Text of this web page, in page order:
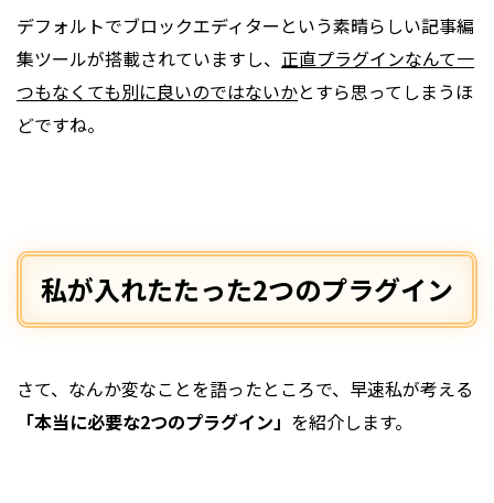
デフォルトでブロックエディターという素晴らしい記事編
集ツールが搭載されていますし、 正直プラグインなんて一
つもなくても別に良いのではないかとすら思ってしまうほ
どですね。
私が入れたたった2つのプラグイン
さて、なんか変なことを語ったところで、早速私が考える
「本当に必要な2つのプラグイン」 を紹介します。